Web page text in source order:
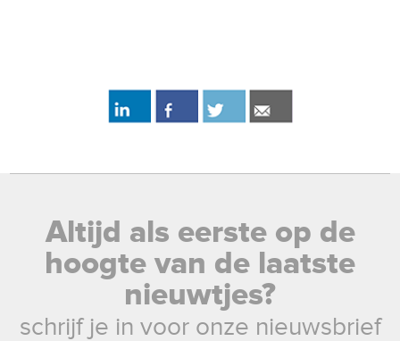
Altijd als eerste op de
hoogte van de laatste
nieuwtjes?
schrijf je in voor onze nieuwsbrief